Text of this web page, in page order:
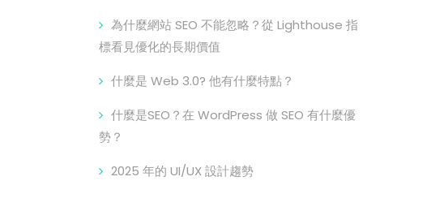
為什麼網站 SEO 不能忽略？從 Lighthouse 指
標看見優化的長期價值
什麼是 Web 3.0? 他有什麼特點？
什麼是SEO？在 WordPress 做 SEO 有什麼優
勢？
2025 年的 UI/UX 設計趨勢